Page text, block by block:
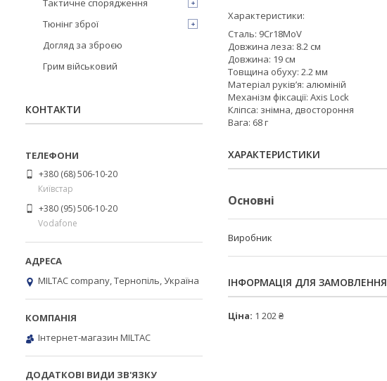
Характеристики:
Сталь: 9Cr18MoV
Довжина леза: 8.2 см
Довжина: 19 см
Товщина обуху: 2.2 мм
Матеріал руків’я: алюміній
Механізм фіксації: Axis Lock
Кліпса: знімна, двостороння
Вага: 68 г
ХАРАКТЕРИСТИКИ
Основні
Виробник
ІНФОРМАЦІЯ ДЛЯ ЗАМОВЛЕННЯ
Ціна: 1 202 ₴
Тактичне спорядження
Тюнінг зброї
Догляд за зброєю
Грим військовий
КОНТАКТИ
+380 (68) 506-10-20
Київстар
+380 (95) 506-10-20
Vodafone
MILTAC company, Тернопіль, Україна
Інтернет-магазин MILTAC